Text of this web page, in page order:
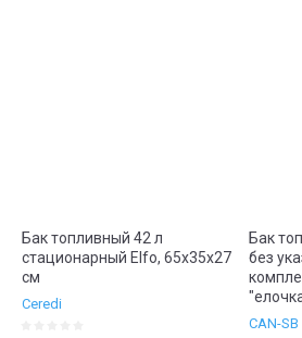
Бак топливный 42 л
стационарный Elfo, 65х35х27
см
Ceredi
Бак
без
CAN-SB